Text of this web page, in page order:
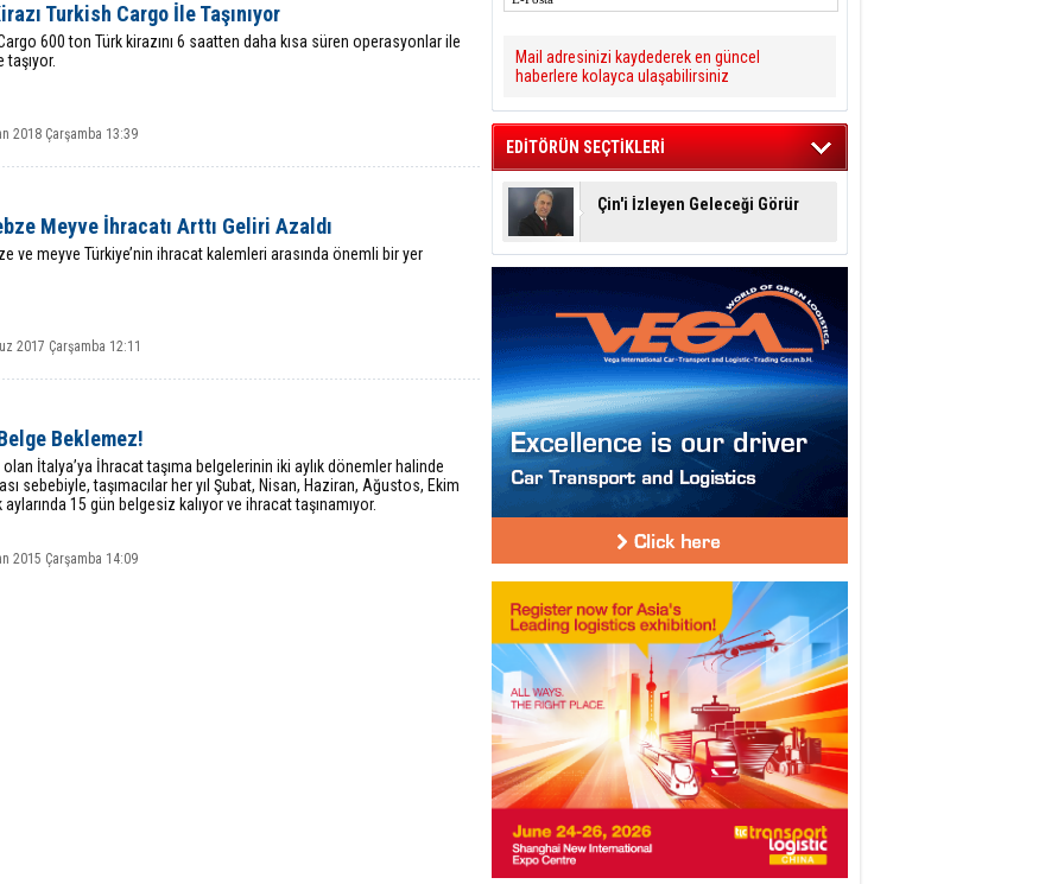
Turkish Cargo İle Taşınıyor
600 ton Türk kirazını 6 saatten daha kısa süren operasyonlar ile
taşıyor.
2018 Çarşamba 13:39
Meyve İhracatı Arttı Geliri Azaldı
ve meyve Türkiye’nin ihracat kalemleri arasında önemli bir yer
2017 Çarşamba 12:11
Beklemez!
İtalya’ya İhracat taşıma belgelerinin iki aylık dönemler halinde
sebebiyle, taşımacılar her yıl Şubat, Nisan, Haziran, Ağustos, Ekim
aylarında 15 gün belgesiz kalıyor ve ihracat taşınamıyor.
2015 Çarşamba 14:09
Mail adresinizi kaydederek en güncel
haberlere kolayca ulaşabilirsiniz
EDİTÖRÜN SEÇTİKLERİ
Çin'i İzleyen Geleceği Görür